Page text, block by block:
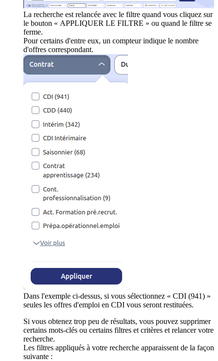
La recherche est relancée avec le filtre quand vous cliquez sur
le bouton « APPLIQUER LE FILTRE » ou quand le filtre se
ferme.
Pour certains d'entre eux, un compteur indique le nombre
d'offres correspondant.
Dans l'exemple ci-dessus, si vous sélectionnez « CDI (941) »
seules les offres d'emploi en CDI vous seront restituées.
Si vous obtenez trop peu de résultats, vous pouvez supprimer
certains mots-clés ou certains filtres et critères et relancer votre
recherche.
Les filtres appliqués à votre recherche apparaissent de la façon
suivante :